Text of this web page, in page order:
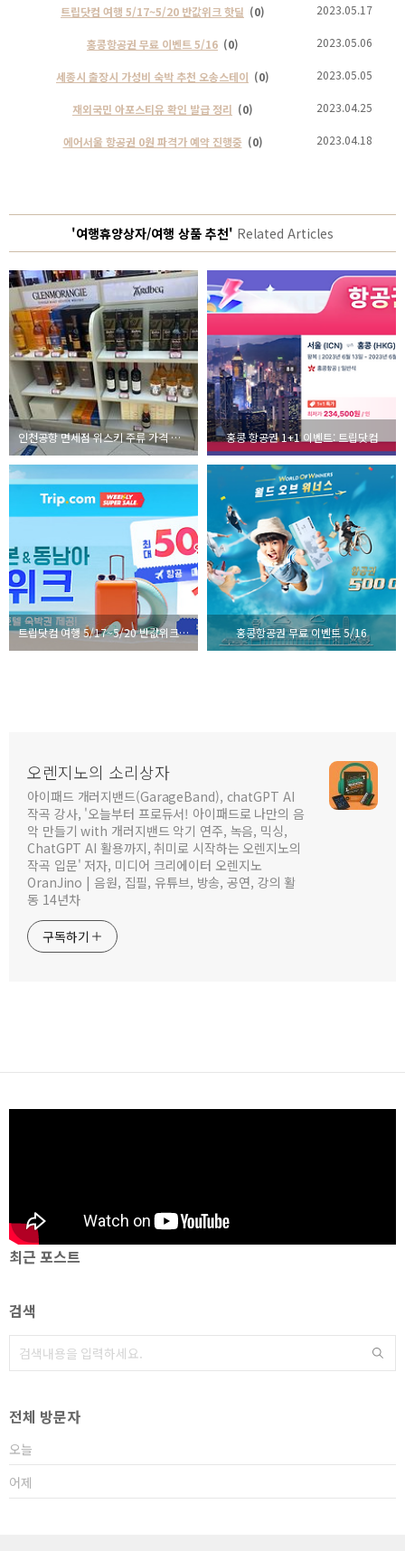
트립닷컴 여행 5/17~5/20 반값위크 핫딜 (0) 2023.05.17
홍콩항공권 무료 이벤트 5/16 (0) 2023.05.06
세종시 출장시 가성비 숙박 추천 오송스테이 (0) 2023.05.05
재외국민 아포스티유 확인 발급 정리 (0) 2023.04.25
에어서울 항공권 0원 파격가 예약 진행중 (0) 2023.04.18
'여행휴양상자/여행 상품 추천' Related Articles
인천공항 면세점 위스키 주류 가격 리스트 최신 홍콩 항공권 1+1 이벤트: 트립닷컴
트립닷컴 여행 5/17~5/20 반값위크 핫딜 홍콩항공권 무료 이벤트 5/16
오렌지노의 소리상자
아이패드 개러지밴드(GarageBand), chatGPT AI
작곡 강사, '오늘부터 프로듀서! 아이패드로 나만의 음
악 만들기 with 개러지밴드 악기 연주, 녹음, 믹싱,
ChatGPT AI 활용까지, 취미로 시작하는 오렌지노의
작곡 입문' 저자, 미디어 크리에이터 오렌지노
OranJino | 음원, 집필, 유튜브, 방송, 공연, 강의 활
동 14년차
구독하기
최근 포스트
검색
전체 방문자
오늘
어제